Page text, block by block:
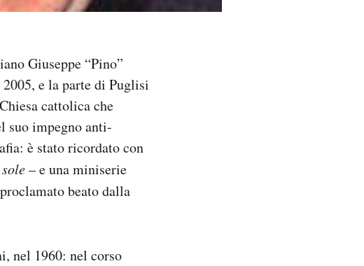
Giuseppe “Pino”
e la parte di Puglisi
cattolica che
suo impegno anti-
è stato ricordato con
– e una miniserie
beato dalla
nel 1960: nel corso